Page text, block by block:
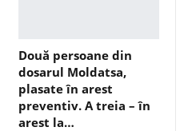
Două persoane din
dosarul Moldatsa,
plasate în arest
preventiv. A treia – în
arest la…